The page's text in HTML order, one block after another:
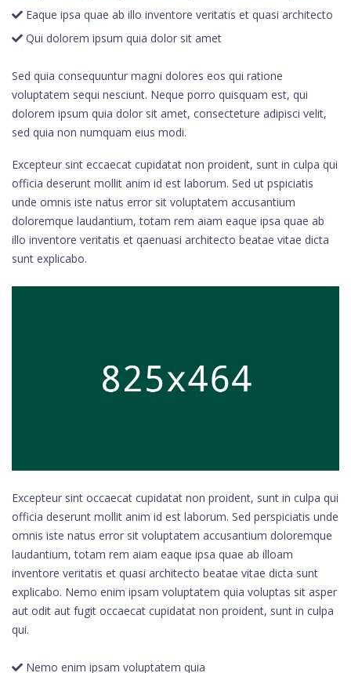
Eaque ipsa quae ab illo inventore veritatis et quasi architecto
Qui dolorem ipsum quia dolor sit amet
Sed quia consequuntur magni dolores eos qui ratione
voluptatem sequi nesciunt. Neque porro quisquam est, qui
dolorem ipsum quia dolor sit amet, consecteture adipisci velit,
sed quia non numquam eius modi.
Excepteur sint eccaecat cupidatat non proident, sunt in culpa qui
officia deserunt mollit anim id est laborum. Sed ut pspiciatis
unde omnis iste natus error sit voluptatem accusantium
doloremque laudantium, totam rem aiam eaque ipsa quae ab
illo inventore veritatis et qaenuasi architecto beatae vitae dicta
sunt explicabo.
Excepteur sint occaecat cupidatat non proident, sunt in culpa qui
officia deserunt mollit anim id est laborum. Sed perspiciatis unde
omnis iste natus error sit voluptatem accusantium doloremque
laudantium, totam rem aiam eaque ipsa quae ab illoam
inventore veritatis et quasi architecto beatae vitae dicta sunt
explicabo. Nemo enim ipsam voluptatem quia voluptas sit asper
aut odit aut fugit occaecat cupidatat non proident, sunt in culpa
qui.
Nemo enim ipsam voluptatem quia